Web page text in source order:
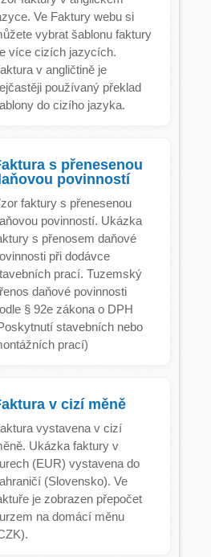
Ve Faktury webu si
vybrat šablonu faktury
více cizích jazycích.
v angličtině je
používaný překlad
do cizího jazyka.
s přenesenou
povinností
faktury s přenesenou
povinností. Ukázka
s přenosem daňové
při dodávce
prací. Tuzemský
daňové povinnosti
§ 92e zákona o DPH
stavebních nebo
prací)
v cizí měně
vystavena v cizí
Ukázka faktury v
(EUR) vystavena do
(Slovensko). Ve
je zobrazen přepočet
na domácí měnu